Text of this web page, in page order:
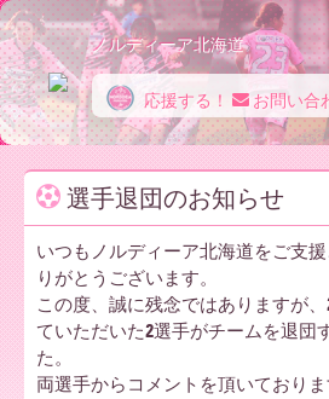
ノ
ル
デ
ノルディーア北海道
応援する！ お問い合
選手退団のお知らせ
いつもノルディーア北海道をご支
りがとうございます。
この度、誠に残念ではありますが
ていただいた2選手がチームを退団
た。
両選手からコメントを頂いておりま